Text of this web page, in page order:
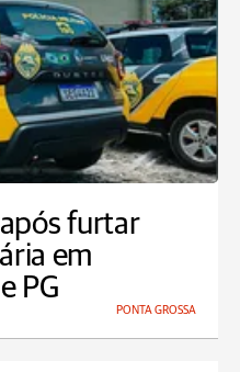
furtar
em
PG
PONTA GROSSA